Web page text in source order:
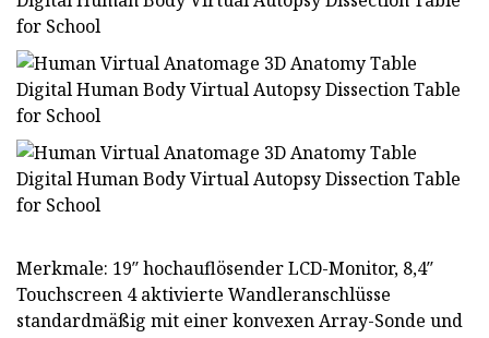
Merkmale: 19″ hochauflösender LCD-Monitor, 8,4″
Touchscreen 4 aktivierte Wandleranschlüsse
standardmäßig mit einer konvexen Array-Sonde und